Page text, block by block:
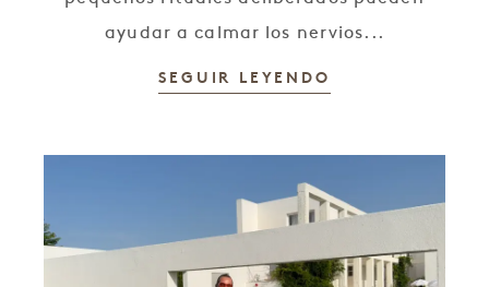
ayudar a calmar los nervios...
SEGUIR LEYENDO